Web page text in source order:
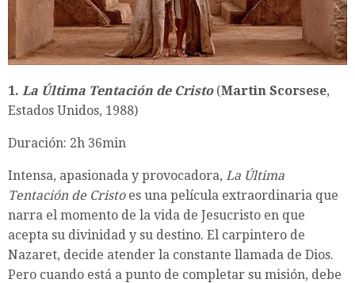
1. La Última Tentación de Cristo(Martin Scorsese,
Estados Unidos, 1988)
Duración: 2h 36min
Intensa, apasionada y provocadora, La Última
Tentación de Cristoes una película extraordinaria que
narra el momento de la vida de Jesucristo en que
acepta su divinidad y su destino. El carpintero de
Nazaret, decide atender la constante llamada de Dios.
Pero cuando está a punto de completar su misión, debe